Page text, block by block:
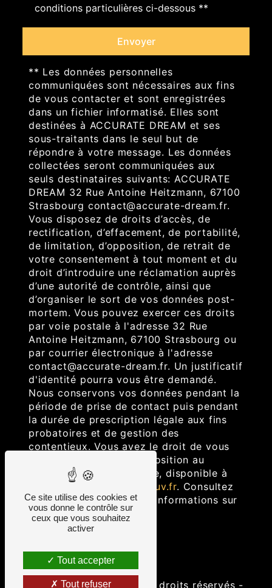
conditions particulières ci-dessous **
Envoyer
** Les données personnelles
communiquées sont nécessaires aux fins
de vous contacter et sont enregistrées
dans un fichier informatisé. Elles sont
destinées à ACCURATE DREAM et ses
sous-traitants dans le seul but de
répondre à votre message. Les données
collectées seront communiquées aux
seuls destinataires suivants: ACCURATE
DREAM 32 Rue Antoine Heitzmann, 67100
Strasbourg contact@accurate-dream.fr.
Vous disposez de droits d’accès, de
rectification, d’effacement, de portabilité,
de limitation, d’opposition, de retrait de
votre consentement à tout moment et du
droit d’introduire une réclamation auprès
d’une autorité de contrôle, ainsi que
d’organiser le sort de vos données post-
mortem. Vous pouvez exercer ces droits
par voie postale à l'adresse 32 Rue
Antoine Heitzmann, 67100 Strasbourg ou
par courrier électronique à l'adresse
contact@accurate-dream.fr. Un justificatif
d'identité pourra vous être demandé.
Nous conservons vos données pendant la
période de prise de contact puis pendant
la durée de prescription légale aux fins
probatoires et de gestion des
contentieux. Vous avez le droit de vous
inscrire sur la liste d'opposition au
démarchage téléphonique, disponible à
cette adresse:
Bloctel.gouv.fr. Consultez
le site cnil.fr pour plus d’informations sur
vos droits.
Vistalid - 2026 - Tous droits réservés -
Ce site utilise des cookies et
vous donne le contrôle sur
ceux que vous souhaitez
activer
Tout accepter
Tout refuser